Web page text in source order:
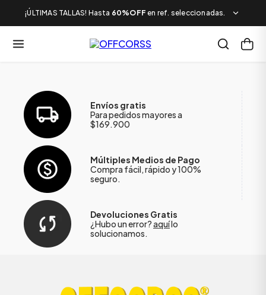
¡ÚLTIMAS TALLAS! Hasta 60%OFF en ref. seleccionadas.
Envíos gratis
Para pedidos mayores a
$169.900
Múltiples Medios de Pago
Compra fácil, rápido y 100%
seguro.
Devoluciones Gratis
¿Hubo un error?aquílo
solucionamos.